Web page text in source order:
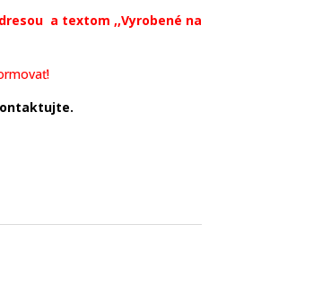
a textom ,,Vyrobené na